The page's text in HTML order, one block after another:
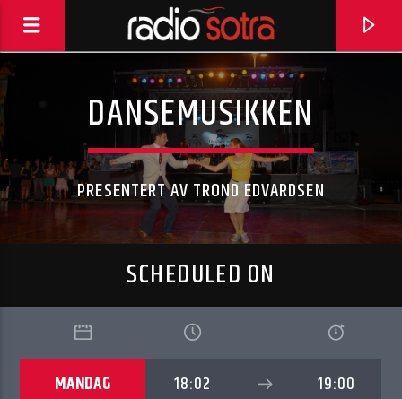
CURRENT TRACK
A CHANGE IS GONNA COME
THE NEVILLE BROTHERS
DANSEMUSIKKEN
PRESENTERT AV TROND EDVARDSEN
SCHEDULED ON
MANDAG 18:02 19:00